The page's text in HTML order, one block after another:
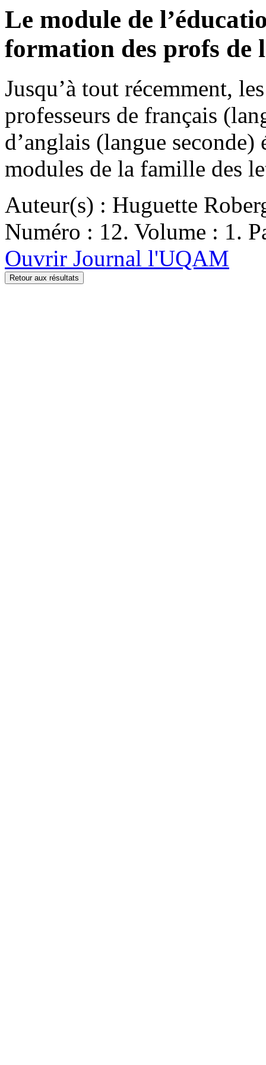
Le module de
formation des profs de
Jusqu’à tout récemment,
professeurs de français
d’anglais (langue
modules de la famille des
Auteur(s) : Huguette
Numéro : 12. Volume : 1.
Ouvrir Journal l'UQAM
Retour aux résultats